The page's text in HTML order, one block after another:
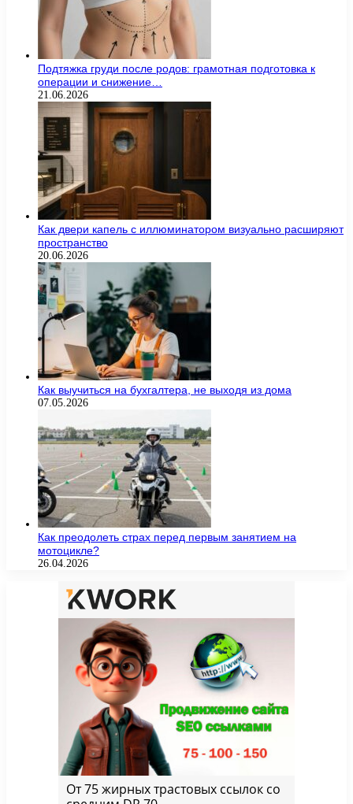
Подтяжка груди после родов: грамотная подготовка к
операции и снижение…
21.06.2026
Как двери капель с иллюминатором визуально расширяют
пространство
20.06.2026
Как выучиться на бухгалтера, не выходя из дома
07.05.2026
Как преодолеть страх перед первым занятием на
мотоцикле?
26.04.2026